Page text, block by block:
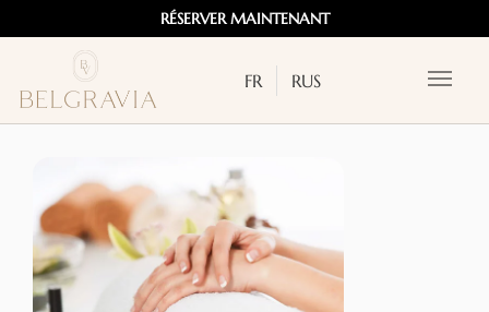
RÉSERVER MAINTENANT
FR RUS